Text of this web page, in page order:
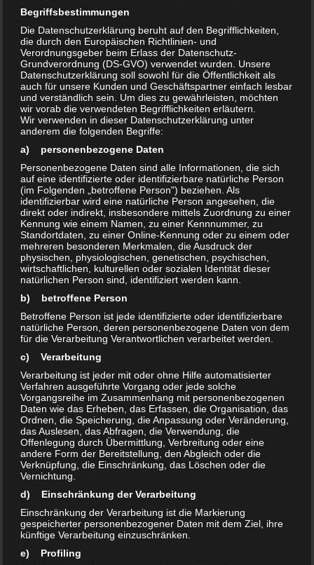
gewerblichen Gebäudereinigung, in der Arztpraxis oder in
der Tierhaltung: einuniverseller Reinigerfür alle
hygienischen Anforderungen. Der alkoholfreie Sprühreiniger
oxidiert viele, auf organischer Basis existierende Moleküle.
Vorteile vonPeroxidreinigerUniversal
– muss nicht verdünnt werden
– wirkt innerhalb von wenigen Sekunden
– kein Gefahrstoff, kein Gefahrgut
PeroxidreinigerUniversal
Anwendung:
– anwendungsfertige Lösung:
oxidierender Hygienereiniger
– hygienische Reinigung,
unspezifische Oxidation
– für alle oxidationsbeständigen
Flächen geeignet:
Glas, Holz, Kunststoff, Stein, Keramik,
(Edel-)Metall
– mit Wasserstoffperoxid und
Peressigsäure
– ohne leichtflüchtige, entzündliche
– mit Tensiden: top Reinigungswirkung
– kein Gefahrstoff, kein Gefahrgut
– Gebäudereinigung: blaues / grünes Tuch
Begriffsbestimmungen
Die Datenschutzerklärung beruht auf den Begrifflichkeiten,
die durch den Europäischen Richtlinien- und
Verordnungsgeber beim Erlass der Datenschutz-
Grundverordnung (DS-GVO) verwendet wurden. Unsere
Datenschutzerklärung soll sowohl für die Öffentlichkeit als
auch für unsere Kunden und Geschäftspartner einfach lesbar
und verständlich sein. Um dies zu gewährleisten, möchten
wir vorab die verwendeten Begrifflichkeiten erläutern.
Wir verwenden in dieser Datenschutzerklärung unter
anderem die folgenden Begriffe:
a) personenbezogene Daten
Personenbezogene Daten sind alle Informationen, die sich
auf eine identifizierte oder identifizierbare natürliche Person
(im Folgenden „betroffene Person") beziehen. Als
identifizierbar wird eine natürliche Person angesehen, die
direkt oder indirekt, insbesondere mittels Zuordnung zu einer
Kennung wie einem Namen, zu einer Kennnummer, zu
Standortdaten, zu einer Online-Kennung oder zu einem oder
mehreren besonderen Merkmalen, die Ausdruck der
physischen, physiologischen, genetischen, psychischen,
wirtschaftlichen, kulturellen oder sozialen Identität dieser
natürlichen Person sind, identifiziert werden kann.
b) betroffene Person
Betroffene Person ist jede identifizierte oder identifizierbare
natürliche Person, deren personenbezogene Daten von dem
für die Verarbeitung Verantwortlichen verarbeitet werden.
c) Verarbeitung
Verarbeitung ist jeder mit oder ohne Hilfe automatisierter
Verfahren ausgeführte Vorgang oder jede solche
Vorgangsreihe im Zusammenhang mit personenbezogenen
Daten wie das Erheben, das Erfassen, die Organisation, das
Ordnen, die Speicherung, die Anpassung oder Veränderung,
das Auslesen, das Abfragen, die Verwendung, die
Offenlegung durch Übermittlung, Verbreitung oder eine
andere Form der Bereitstellung, den Abgleich oder die
Verknüpfung, die Einschränkung, das Löschen oder die
Vernichtung.
d) Einschränkung der Verarbeitung
Einschränkung der Verarbeitung ist die Markierung
gespeicherter personenbezogener Daten mit dem Ziel, ihre
künftige Verarbeitung einzuschränken.
e) Profiling